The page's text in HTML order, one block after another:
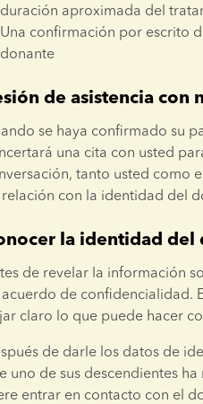
duración aproximada del
Una confirmación por escrito
donante
de asistencia con
se haya confirmado su
una cita con usted
tanto usted como
relación con la identidad del
la identidad del
de revelar la información
acuerdo de confidencialidad.
claro lo que puede hacer
de darle los datos de
uno de sus descendientes
entrar en contacto con el